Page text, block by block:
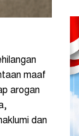
maaf
arogan
dan